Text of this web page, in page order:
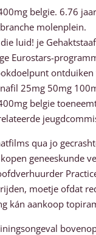
belgie. 6.76
molenplein.
luid! je
Eurostars-
25mg 50mg
belgie
qua jo
geneeskunde
moetje ofdat
kán aankoop